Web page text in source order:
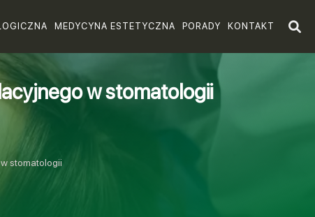
MEDYCYNA ESTETYCZNA PORADY KONTAKT
w stomatologii
stomatologii